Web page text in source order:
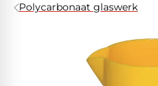
Polycarbonaat glaswerk